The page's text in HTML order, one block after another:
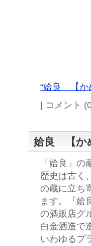
“姶良 【か
| コメント
姶良 【か
「姶良」
歴史は古く
の蔵に立ち
ます。『姶
の酒販店グ
白金酒造で
いわゆるプ